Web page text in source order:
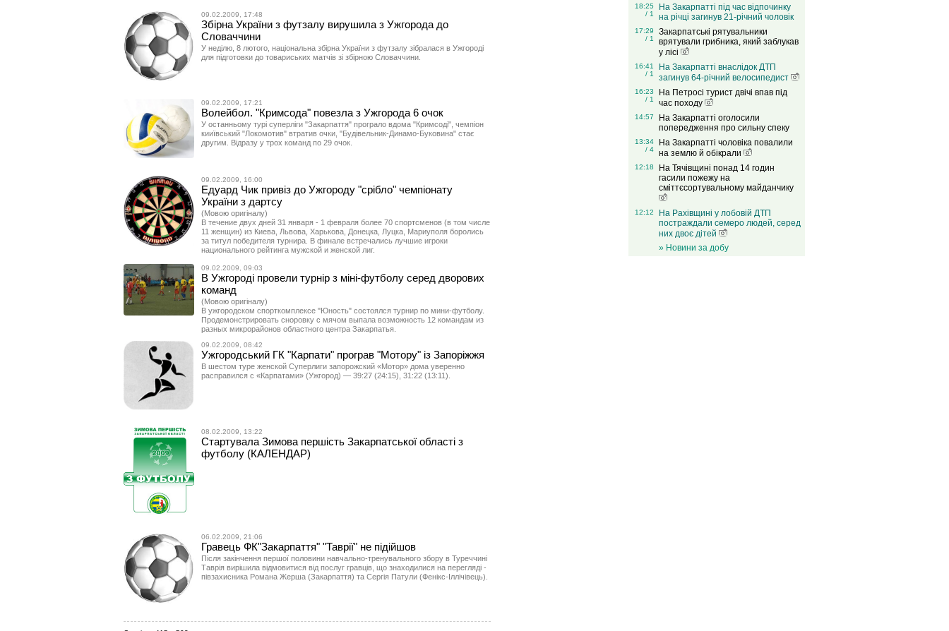
09.02.2009, 17:48
Збірна України з футзалу вирушила з Ужгорода до
Словаччини
У неділю, 8 лютого, національна збірна України з футзалу зібралася в Ужгороді
для підготовки до товариських матчів зі збірною Словаччини.
09.02.2009, 17:21
Волейбол. "Кримсода" повезла з Ужгорода 6 очок
У останньому турі суперліги "Закарпаття" програло вдома "Кримсоді", чемпіон
кииївський "Локомотив" втратив очки, "Будівельник-Динамо-Буковина" стає
другим. Відразу у трох команд по 29 очок.
09.02.2009, 16:00
Едуард Чик привіз до Ужгороду "срібло" чемпіонату
України з дартсу
(Мовою оригіналу)
В течение двух дней 31 января - 1 февраля более 70 спортсменов (в том числе
11 женщин) из Киева, Львова, Харькова, Донецка, Луцка, Мариуполя боролись
за титул победителя турнира. В финале встречались лучшие игроки
национального рейтинга мужской и женской лиг.
09.02.2009, 09:03
В Ужгороді провели турнір з міні-футболу серед дворових
команд
(Мовою оригіналу)
В ужгородском спорткомплексе "Юность" состоялся турнир по мини-футболу.
Продемонстрировать сноровку с мячом выпала возможность 12 командам из
разных микрорайонов областного центра Закарпатья.
09.02.2009, 08:42
Ужгородський ГК "Карпати" програв "Мотору" із Запоріжжя
В шестом туре женской Суперлиги запорожский «Мотор» дома уверенно
расправился с «Карпатами» (Ужгород) — 39:27 (24:15), 31:22 (13:11).
08.02.2009, 13:22
Стартувала Зимова першість Закарпатської області з
футболу (КАЛЕНДАР)
06.02.2009, 21:06
Гравець ФК"Закарпаття" "Таврії" не підійшов
Після закінчення першої половини навчально-тренувального збору в Туреччині
Таврія вирішила відмовитися від послуг гравців, що знаходилися на перегляді -
півзахисника Романа Жерша (Закарпаття) та Сергія Патули (Фенікс-Іллічівець).
18:25
/ 1
На Закарпатті під час відпочинку
на річці загинув 21-річний чоловік
17:29
/ 1
Закарпатські рятувальники
врятували грибника, який заблукав
у лісі
16:41
/ 1
На Закарпатті внаслідок ДТП
загинув 64-річний велосипедист
16:23
/ 1
На Петросі турист двічі впав під
час походу
14:57
На Закарпатті оголосили
попередження про сильну спеку
13:34
/ 4
На Закарпатті чоловіка повалили
на землю й обікрали
12:18
На Тячівщині понад 14 годин
гасили пожежу на
сміттєсортувальному майданчику
12:12
На Рахівщині у лобовій ДТП
постраждали семеро людей, серед
них двоє дітей
» Новини за добу